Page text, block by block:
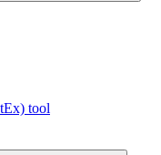
tool